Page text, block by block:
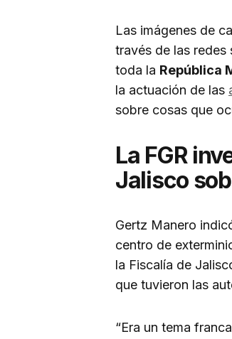
Las imágenes de
través de las
toda la República
la actuación de las
sobre cosas que
La FGR
Jalisco
Gertz Manero
centro de
la Fiscalía de
que tuvieron las
“Era un tema